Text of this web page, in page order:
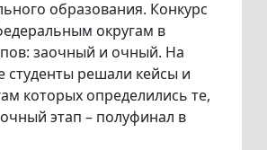
образования. Конкурс
округам в
заочный и очный. На
студенты решали кейсы и
которых определились те,
этап – полуфинал в